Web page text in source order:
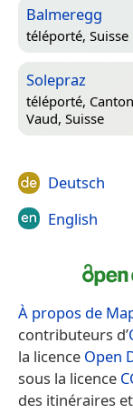
Balmeregg
téléporté, Suisse
Solepraz
téléporté,
Vaud, Suisse
Deutsch
English
À propos de
contributeurs d’
la licence Open
sous la licence
des itinéraires